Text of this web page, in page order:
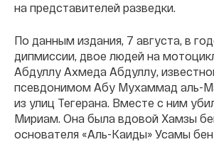
на представителей разведки.
По данным издания, 7 августа, в
дипмиссии, двое людей на
Абдуллу Ахмеда Абдуллу,
псевдонимом Абу Мухаммад аль-
из улиц Тегерана. Вместе с ним
Мириам. Она была вдовой Хамзы
основателя «Аль-Каиды» Усамы